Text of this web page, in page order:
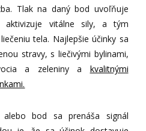
Tlak na daný bod uvoľňuje
aktivizuje vitálne sily, a tým
tela. Najlepšie účinky sa
stravy, s liečivými bylinami,
a zeleniny a kvalitnými
bod sa prenáša signál